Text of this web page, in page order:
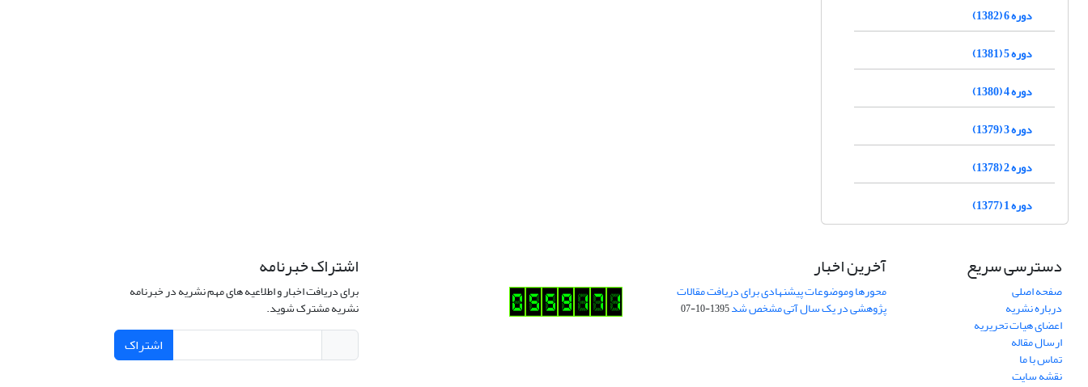
دوره 6 (1382)
دوره 5 (1381)
دوره 4 (1380)
دوره 3 (1379)
دوره 2 (1378)
دوره 1 (1377)
دسترسی سریع
صفحه اصلی
درباره نشریه
اعضای هیات تحریریه
ارسال مقاله
تماس با ما
نقشه سایت
آخرین اخبار
محورها وموضوعات پیشنهادی برای دریافت مقالات
پژوهشی در یک سال آتی مشخص شد1395-10-07
اشتراک خبرنامه
برای دریافت اخبار و اطلاعیه های مهم نشریه در خبرنامه
نشریه مشترک شوید.
اشتراک